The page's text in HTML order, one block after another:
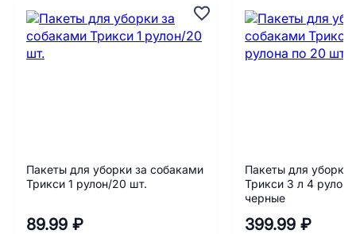
Пакеты для уборки за собаками
Трикси 1 рулон/20 шт.
89.99 ₽
Пакеты для уборки
Трикси 3 л 4
черные
399.99 ₽